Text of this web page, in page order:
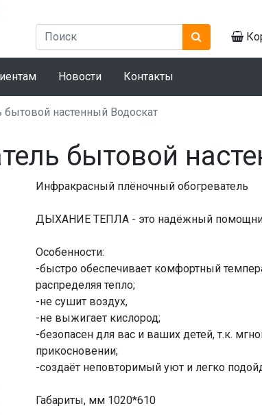
Новости Контакты
бытовой настенный Водоскат
бытовой
Инфракрасный плёночный обогреватель
ДЫХАНИЕ ТЕПЛА - это надёжный
Особенности:
-быстро обеспечивает комфортный
распределяя тепло;
-не сушит воздух,
-не выжигает кислород;
-безопасен для вас и ваших детей, т.к.
прикосновении;
-создаёт неповторимый уют и легко
Габариты, мм 1020*610